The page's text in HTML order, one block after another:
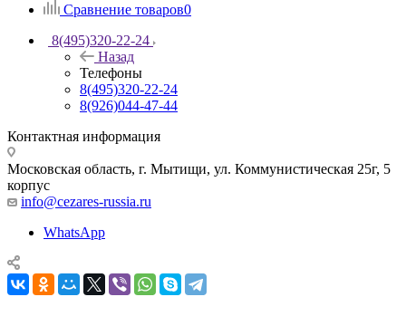
Сравнение товаров0
8(495)320-22-24
Назад
Телефоны
8(495)320-22-24
8(926)044-47-44
Контактная информация
Московская область, г. Мытищи, ул. Коммунистическая 25г, 5
корпус
info@cezares-russia.ru
WhatsApp